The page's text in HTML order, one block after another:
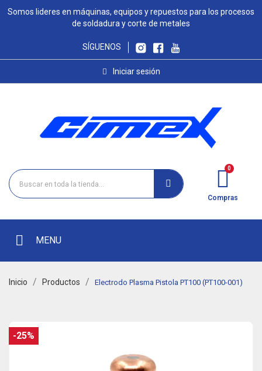
Somos lideres en máquinas, equipos y repuestos para los procesos
de soldadura y corte de metales
SÍGUENOS
Iniciar sesión
Compras
MENU
Inicio Productos Electrodo Plasma Pistola PT100 (PT100-001)
-25%